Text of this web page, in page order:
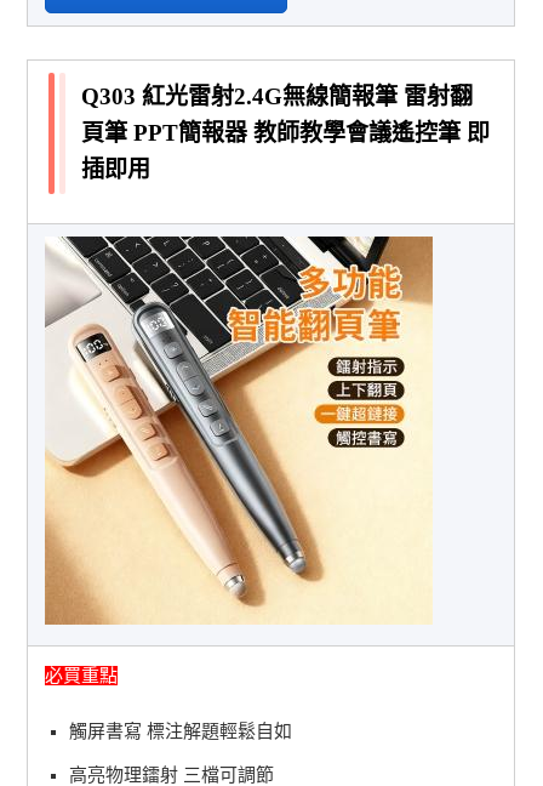
Q303 紅光雷射2.4G無線簡報筆 雷射翻
頁筆 PPT簡報器 教師教學會議遙控筆 即
插即用
必買重點
觸屏書寫 標注解題輕鬆自如
高亮物理鐳射 三檔可調節